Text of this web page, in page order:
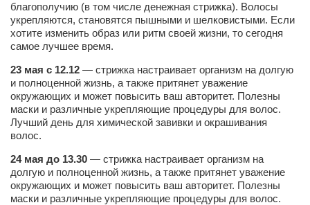
благополучию (в том числе денежная стрижка). Волосы
укрепляются, становятся пышными и шелковистыми. Если
хотите изменить образ или ритм своей жизни, то сегодня
самое лучшее время.
23 мая с 12.12 — стрижка настраивает организм на долгую
и полноценной жизнь, а также притянет уважение
окружающих и может повысить ваш авторитет. Полезны
маски и различные укрепляющие процедуры для волос.
Лучший день для химической завивки и окрашивания
волос.
24 мая до 13.30 — стрижка настраивает организм на
долгую и полноценной жизнь, а также притянет уважение
окружающих и может повысить ваш авторитет. Полезны
маски и различные укрепляющие процедуры для волос.